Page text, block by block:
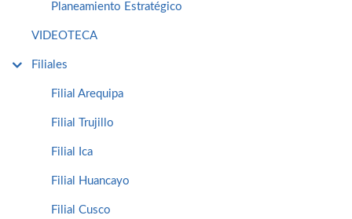
Planeamiento Estratégico
VIDEOTECA
Filiales
Filial Arequipa
Filial Trujillo
Filial Ica
Filial Huancayo
Filial Cusco